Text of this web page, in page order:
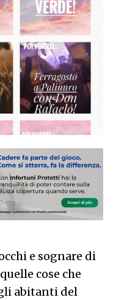
e sognare di
cose che
abitanti del